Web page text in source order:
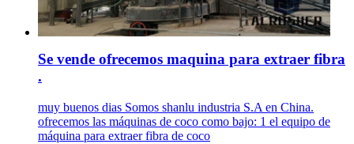
Se vende ofrecemos maquina para extraer fibra
.
muy buenos dias Somos shanlu industria S.A en China.
ofrecemos las máquinas de coco como bajo: 1 el equipo de
máquina para extraer fibra de coco